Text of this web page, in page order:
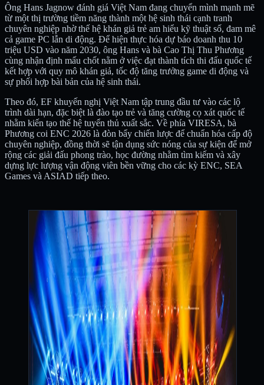
Ông Hans Jagnow đánh giá Việt Nam đang chuyển mình mạnh mẽ
từ một thị trường tiềm năng thành một hệ sinh thái cạnh tranh
chuyên nghiệp nhờ thế hệ khán giả trẻ am hiểu kỹ thuật số, đam mê
cả game PC lẫn di động. Để hiện thực hóa dự báo doanh thu 10
triệu USD vào năm 2030, ông Hans và bà Cao Thị Thu Phương
cùng nhận định mấu chốt nằm ở việc đạt thành tích thi đấu quốc tế
kết hợp với quy mô khán giả, tốc độ tăng trưởng game di động và
sự phối hợp bài bản của hệ sinh thái.
Theo đó, EF khuyến nghị Việt Nam tập trung đầu tư vào các lộ
trình dài hạn, đặc biệt là đào tạo trẻ và tăng cường cọ xát quốc tế
nhằm kiến tạo thế hệ tuyển thủ xuất sắc. Về phía VIRESA, bà
Phương coi ENC 2026 là đòn bẩy chiến lược để chuẩn hóa cấp độ
chuyên nghiệp, đồng thời sẽ tận dụng sức nóng của sự kiện để mở
rộng các giải đấu phong trào, học đường nhằm tìm kiếm và xây
dựng lực lượng vận động viên bền vững cho các kỳ ENC, SEA
Games và ASIAD tiếp theo.